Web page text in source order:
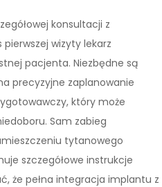
konsultacji z
wizyty lekarz
pacjenta. Niezbędne są
precyzyjne zaplanowanie
który może
Sam zabieg
tytanowego
szczegółowe instrukcje
że pełna integracja implantu z